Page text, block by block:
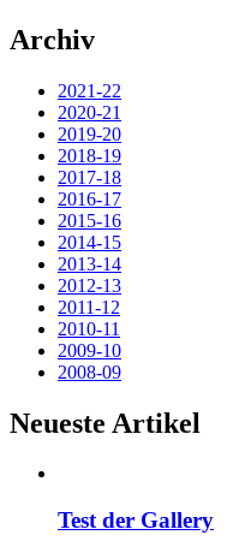
Archiv
2021-22
2020-21
2019-20
2018-19
2017-18
2016-17
2015-16
2014-15
2013-14
2012-13
2011-12
2010-11
2009-10
2008-09
Neueste Artikel
Test der Gallery